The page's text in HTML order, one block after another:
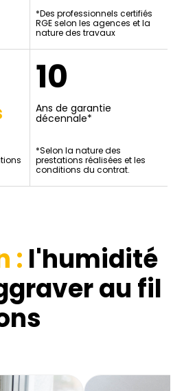
*Des professionnels certifiés
RGE selon les agences et la
nature des travaux
10
Ans de garantie
décennale*
*Selon la nature des
prestations réalisées et les
conditions du contrat.
: l'humidité
au fil